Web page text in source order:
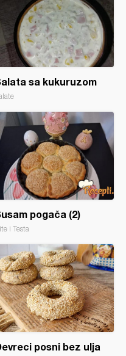
sa kukuruzom
pogača (2)
i Testa
posni bez ulja